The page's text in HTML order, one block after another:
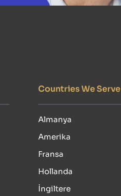
Countries We Serve
Almanya
Amerika
Fransa
Hollanda
İngiltere